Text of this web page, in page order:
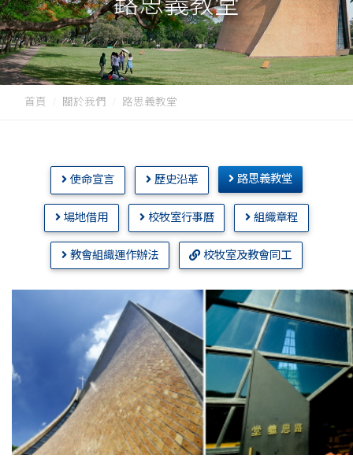
首頁 關於我們 路思義教堂
使命宣言 歷史沿革 路思義教堂
場地借用 校牧室行事曆 組織章程
教會組織運作辦法 校牧室及教會同工